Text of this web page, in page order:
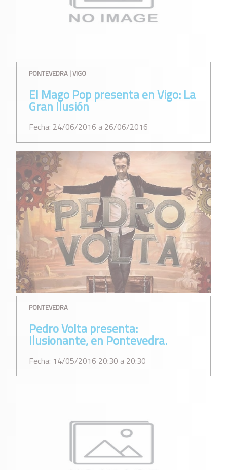
PONTEVEDRA | VIGO
El Mago Pop presenta en Vigo: La
Gran Ilusión
Fecha: 24/06/2016 a 26/06/2016
PONTEVEDRA
Pedro Volta presenta:
Ilusionante, en Pontevedra.
Fecha: 14/05/2016 20:30 a 20:30